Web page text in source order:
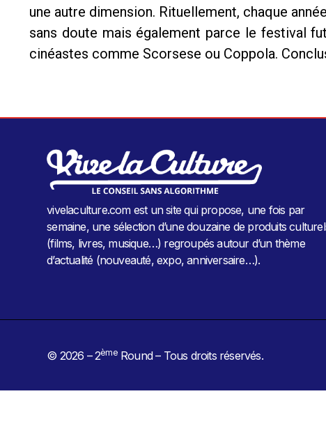
une autre dimension. Rituellement, chaque
sans doute mais également parce le festival
cinéastes comme Scorsese ou Coppola.
vivelaculture.com est un site qui propose, une fois par
semaine, une sélection d’une douzaine de produits
(films, livres, musique…) regroupés autour d’un thème
d’actualité (nouveauté, expo, anniversaire…).
© 2026 – 2èmeRound – Tous droits réservés.